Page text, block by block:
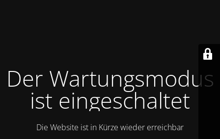
Der Wartungsmodus
ist eingeschaltet
Die Website ist in Kürze wieder erreichbar